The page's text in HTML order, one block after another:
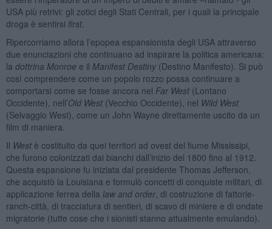
USA più retrivi: gli zotici degli Stati Centrali, per i quali la principale
droga è sentirsi first.
Ripercorriamo allora l’epopea espansionista degli USA attraverso
due enunciazioni che continuano ad inspirare la politica americana:
la dottrina Monroe e il Manifest Destiny(Destino Manifesto). Si può
così comprendere come un popolo rozzo possa continuare a
comportarsi come se fosse ancora nel Far West(Lontano
Occidente), nell’Old West (Vecchio Occidente), nel Wild West
(Selvaggio West), come un John Wayne direttamente uscito da un
film di maniera.
Il Westè costituito da quei territori ad ovest del fiume Mississipi,
che furono colonizzati dai bianchi dall’inizio del 1800 fino al 1912.
Questa espansione fu iniziata dal presidente Thomas Jefferson,
che acquistò la Louisiana e formulò concetti di conquiste militari, di
applicazione ferrea della law and order, di costruzione di fattorie-
ranch-città, di tracciatura di sentieri, di scavo di miniere e di ondate
migratorie (tutte cose che i sionisti stanno attualmente emulando).